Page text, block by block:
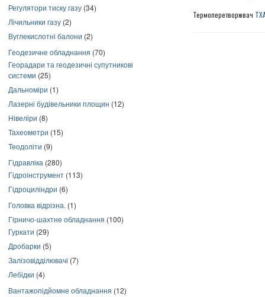
Регулятори тиску газу (34)
Лічильники газу (2)
Вуглекислотні балони (2)
Геодезичне обладнання (70)
Георадари та геодезичні супутникові
системи (25)
Дальноміри (1)
Лазерні будівельники площин (12)
Нівеліри (8)
Тахеометри (15)
Теодоліти (9)
Гідравліка (280)
Гідроінструмент (113)
Гідроциліндри (6)
Головка відрізна. (1)
Гірничо-шахтне обладнання (100)
Гуркати (29)
Дробарки (5)
Залізовідділювачі (7)
Лебідки (4)
Вантажопідйомне обладнання (12)
Термоперетворювач